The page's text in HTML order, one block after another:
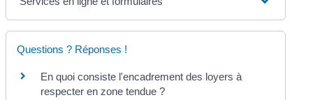
Questions ? Réponses !
En quoi consiste l'encadrement des loyers à
respecter en zone tendue ?